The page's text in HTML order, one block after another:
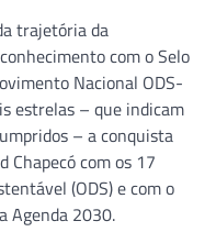
trajetória da
com o Selo
Nacional ODS-
estrelas – que indicam
– a conquista
Chapecó com os 17
(ODS) e com o
Agenda 2030.